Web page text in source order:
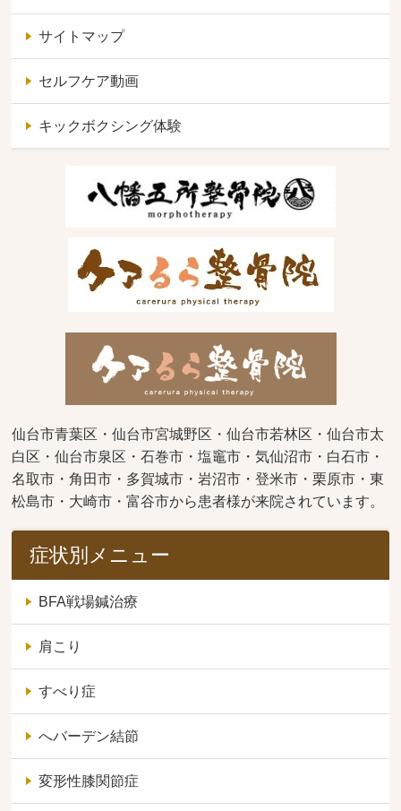
サイトマップ
セルフケア動画
キックボクシング体験
仙台市青葉区・仙台市宮城野区・仙台市若林区・仙台市太
白区・仙台市泉区・石巻市・塩竈市・気仙沼市・白石市・
名取市・角田市・多賀城市・岩沼市・登米市・栗原市・東
松島市・大崎市・富谷市から患者様が来院されています。
症状別メニュー
BFA戦場鍼治療
肩こり
すべり症
へバーデン結節
変形性膝関節症